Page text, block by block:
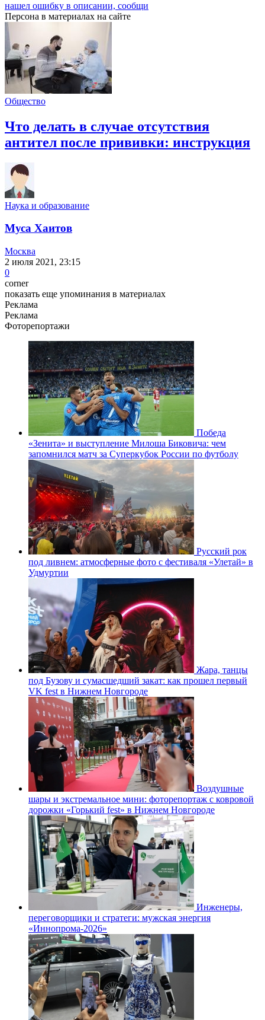
нашел ошибку в описании, сообщи
Персона в материалах на сайте
Общество
Что делать в случае отсутствия
антител после прививки: инструкция
Наука и образование
Муса Хаитов
Москва
2 июля 2021, 23:15
0
corner
показать еще упоминания в материалах
Реклама
Реклама
Фоторепортажи
Победа
«Зенита» и выступление Милоша Биковича: чем
запомнился матч за Суперкубок России по футболу
Русский рок
под ливнем: атмосферные фото с фестиваля «Улетай» в
Удмуртии
Жара, танцы
под Бузову и сумасшедший закат: как прошел первый
VK fest в Нижнем Новгороде
Воздушные
шары и экстремальное мини: фоторепортаж с ковровой
дорожки «Горький fest» в Нижнем Новгороде
Инженеры,
переговорщики и стратеги: мужская энергия
«Иннопрома-2026»